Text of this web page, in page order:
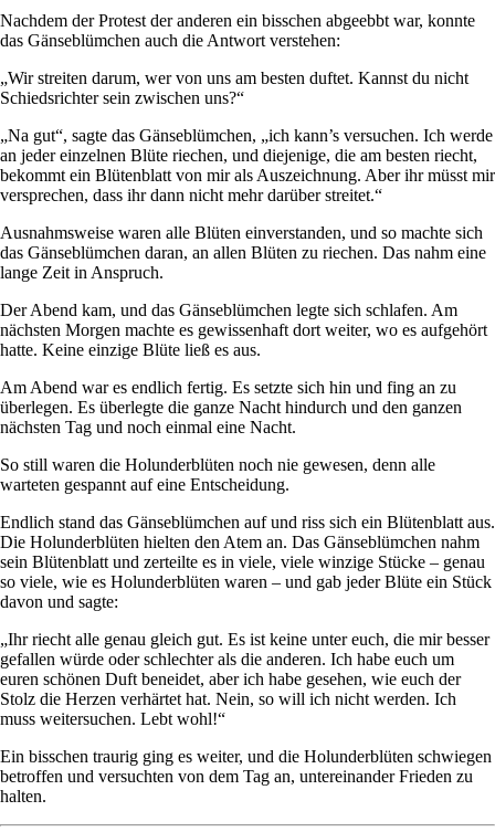
Nachdem der Protest der anderen ein bisschen abgeebbt war, konnte
das Gänseblümchen auch die Antwort verstehen:
„Wir streiten darum, wer von uns am besten duftet. Kannst du nicht
Schiedsrichter sein zwischen uns?“
„Na gut“, sagte das Gänseblümchen, „ich kann’s versuchen. Ich werde
an jeder einzelnen Blüte riechen, und diejenige, die am besten riecht,
bekommt ein Blütenblatt von mir als Auszeichnung. Aber ihr müsst mir
versprechen, dass ihr dann nicht mehr darüber streitet.“
Ausnahmsweise waren alle Blüten einverstanden, und so machte sich
das Gänseblümchen daran, an allen Blüten zu riechen. Das nahm eine
lange Zeit in Anspruch.
Der Abend kam, und das Gänseblümchen legte sich schlafen. Am
nächsten Morgen machte es gewissenhaft dort weiter, wo es aufgehört
hatte. Keine einzige Blüte ließ es aus.
Am Abend war es endlich fertig. Es setzte sich hin und fing an zu
überlegen. Es überlegte die ganze Nacht hindurch und den ganzen
nächsten Tag und noch einmal eine Nacht.
So still waren die Holunderblüten noch nie gewesen, denn alle
warteten gespannt auf eine Entscheidung.
Endlich stand das Gänseblümchen auf und riss sich ein Blütenblatt aus.
Die Holunderblüten hielten den Atem an. Das Gänseblümchen nahm
sein Blütenblatt und zerteilte es in viele, viele winzige Stücke – genau
so viele, wie es Holunderblüten waren – und gab jeder Blüte ein Stück
davon und sagte:
„Ihr riecht alle genau gleich gut. Es ist keine unter euch, die mir besser
gefallen würde oder schlechter als die anderen. Ich habe euch um
euren schönen Duft beneidet, aber ich habe gesehen, wie euch der
Stolz die Herzen verhärtet hat. Nein, so will ich nicht werden. Ich
muss weitersuchen. Lebt wohl!“
Ein bisschen traurig ging es weiter, und die Holunderblüten schwiegen
betroffen und versuchten von dem Tag an, untereinander Frieden zu
halten.